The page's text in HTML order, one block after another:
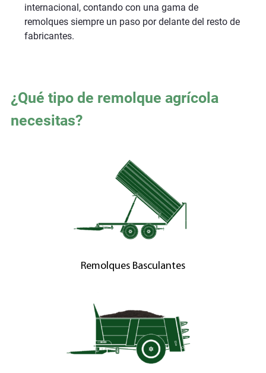
internacional, contando con una gama de
remolques siempre un paso por delante del resto de
fabricantes.
¿Qué tipo de remolque agrícola
necesitas?
Remolques Basculantes